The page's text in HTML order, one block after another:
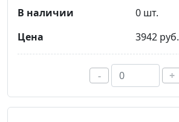
0 шт.
3942 руб.
- +